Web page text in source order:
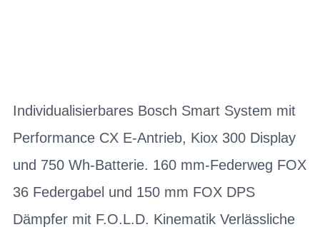
Individualisierbares Bosch Smart System mit
Performance CX E-Antrieb, Kiox 300 Display
und 750 Wh-Batterie. 160 mm-Federweg FOX
36 Federgabel und 150 mm FOX DPS
Dämpfer mit F.O.L.D. Kinematik Verlässliche